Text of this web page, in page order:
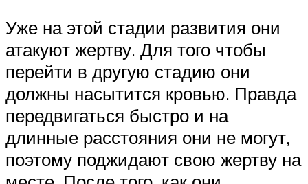
Уже на этой стадии развития они
атакуют жертву. Для того чтобы
перейти в другую стадию они
должны насытится кровью. Правда
передвигаться быстро и на
длинные расстояния они не могут,
поэтому поджидают свою жертву на